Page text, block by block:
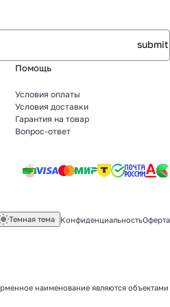
Помощь
Условия оплаты
Условия доставки
Гарантия на товар
Вопрос-ответ
Темная тема КонфиденциальностьОферта
наименование являются объектами